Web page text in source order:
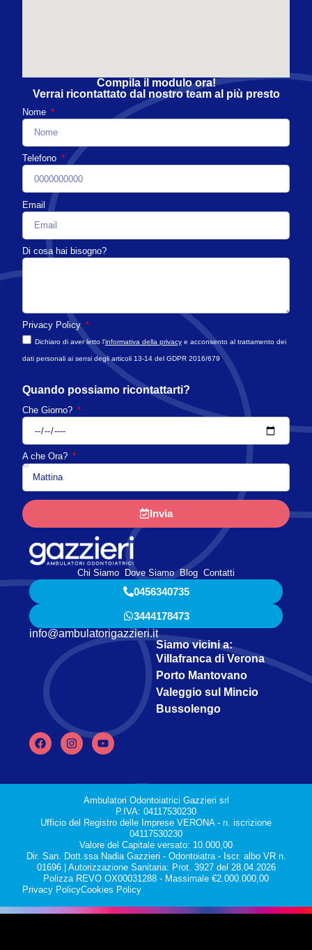
Compila il modulo ora!
Verrai ricontattato dal nostro team al più presto
Nome
Telefono
Email
Di cosa hai bisogno?
Privacy Policy
Dichiaro di aver letto l'informativa della privacy e acconsento al trattamento dei
dati personali ai sensi degli articoli 13-14 del GDPR 2016/679
Quando possiamo ricontattarti?
Che Giorno?
A che Ora?
Invia
Chi Siamo Dove Siamo Blog Contatti
0456340735
3444178473
info@ambulatorigazzieri.it
Siamo vicini a:
Villafranca di Verona
Porto Mantovano
Valeggio sul Mincio
Bussolengo
Ambulatori Odontoiatrici Gazzieri srl
P.IVA: 04117530230
Ufficio del Registro delle Imprese VERONA - n. iscrizione
04117530230
Valore del Capitale versato: 10.000,00
Dir. San. Dott.ssa Nadia Gazzieri - Odontoiatra - Iscr. albo VR n.
01696 | Autorizzazione Sanitaria: Prot. 3927 del 28.04.2026
Polizza REVO OX00031288 - Massimale €2.000.000,00
Privacy PolicyCookies Policy